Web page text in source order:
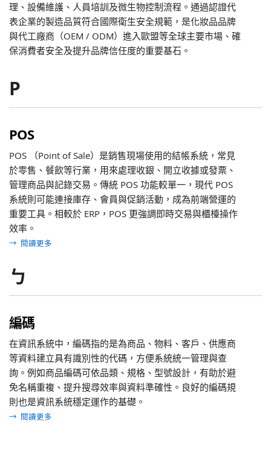
理、設備維護、人員培訓及微生物控制流程。通過認證代
表企業的製造品質符合國際衛生安全規範，是化妝品品牌
與代工廠商（OEM / ODM）進入歐盟等全球主要市場、確
保消費者安全及提升品牌信任度的重要基石。
P
POS
POS （Point of Sale）是銷售現場使用的結帳系統，常見
於零售、餐飲等行業，用來處理收銀、開立收據或發票、
管理商品與記錄交易。傳統 POS 功能較單一，現代 POS
系統則可能連接庫存、會員與促銷活動，成為前端營運的
重要工具。相較於 ERP，POS 更強調即時交易與櫃檯操作
效率。
→ 閱讀更多
ㄅ
編碼
在資訊系統中，編碼指的是為商品、物料、客戶、供應商
等資料建立具有識別性的代碼，方便系統統一管理與查
詢。例如商品編碼可依品類、規格、型號設計，有助於避
免名稱重複、提升搜尋效率與資料準確性。良好的編碼規
則也是資訊系統穩定運作的基礎。
→ 閱讀更多